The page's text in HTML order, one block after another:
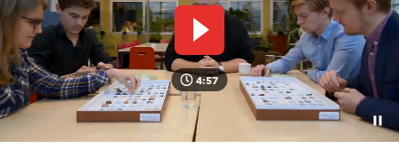
Video afspelen
4:57